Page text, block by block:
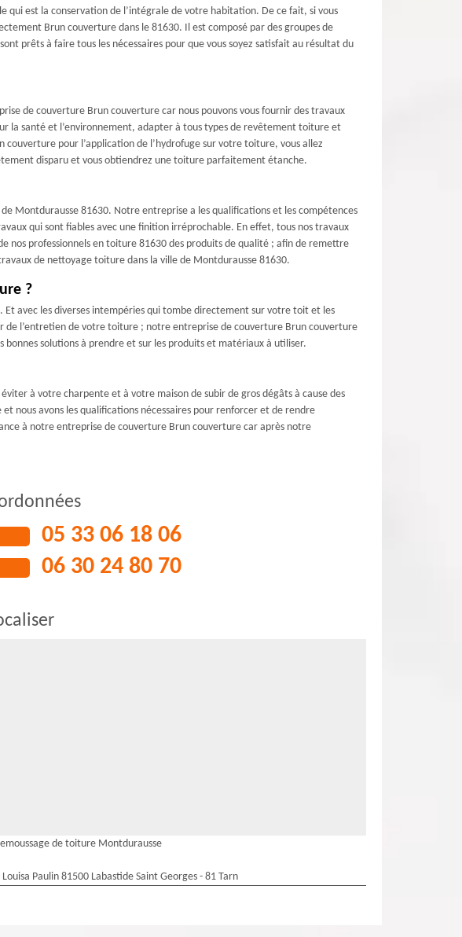
qui est la conservation de l’intégrale de votre habitation. De ce fait, si vous
Brun couverture dans le 81630. Il est composé par des groupes de
prêts à faire tous les nécessaires pour que vous soyez satisfait au résultat du
de couverture Brun couverture car nous pouvons vous fournir des travaux
la santé et l’environnement, adapter à tous types de revêtement toiture et
pour l’application de l’hydrofuge sur votre toiture, vous allez
disparu et vous obtiendrez une toiture parfaitement étanche.
Montdurausse 81630. Notre entreprise a les qualifications et les compétences
qui sont fiables avec une finition irréprochable. En effet, tous nos travaux
nos professionnels en toiture 81630 des produits de qualité ; afin de remettre
de nettoyage toiture dans la ville de Montdurausse 81630.
?
avec les diverses intempéries qui tombe directement sur votre toit et les
de l’entretien de votre toiture ; notre entreprise de couverture Brun couverture
solutions à prendre et sur les produits et matériaux à utiliser.
à votre charpente et à votre maison de subir de gros dégâts à cause des
nous avons les qualifications nécessaires pour renforcer et de rendre
à notre entreprise de couverture Brun couverture car après notre
05 33 06 18 06
06 30 24 80 70
de toiture Montdurausse
Louisa Paulin 81500 Labastide Saint Georges - 81 Tarn